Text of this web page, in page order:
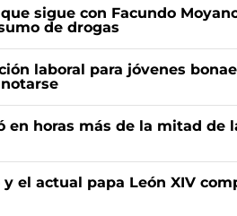
sigue con Facundo
de drogas
laboral para jóvenes
en horas más de la mitad de
el actual papa León XIV